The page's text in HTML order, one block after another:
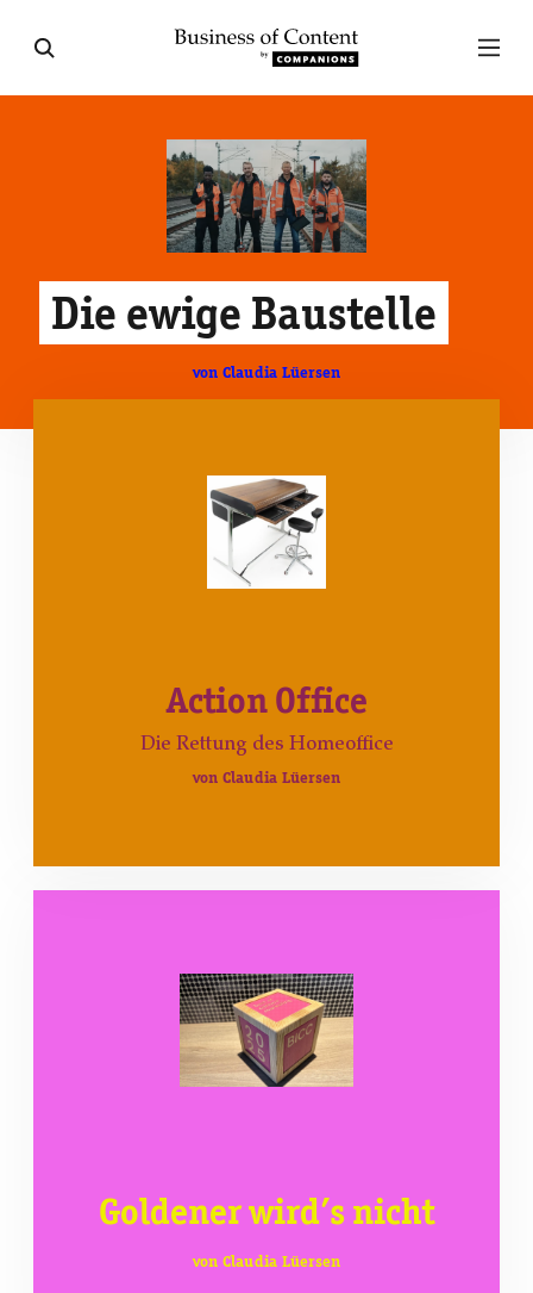
Die ewige Baustelle
von Claudia Lüersen
Action Office
Die Rettung des Homeoffice
von Claudia Lüersen
Goldener wird’s nicht
von Claudia Lüersen